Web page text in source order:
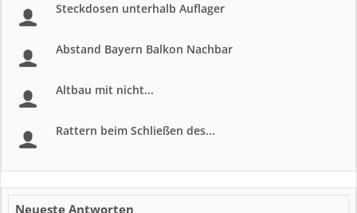
Steckdosen unterhalb Auflager
Abstand Bayern Balkon Nachbar
Altbau mit nicht...
Rattern beim Schließen des...
Neueste Antworten